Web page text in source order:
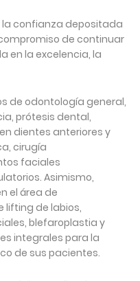
la confianza depositada
de continuar
en la excelencia, la
de odontología general,
prótesis dental,
dientes anteriores y
cirugía
faciales
Asimismo,
el área de
lifting de labios,
blefaroplastia y
integrales para la
de sus pacientes.